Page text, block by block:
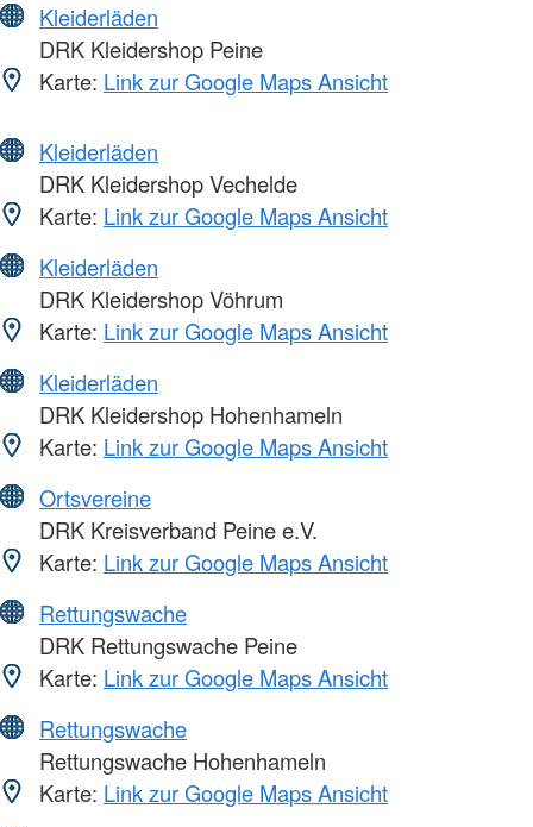
Kleiderläden
DRK Kleidershop Peine
Karte: Link zur Google Maps Ansicht
Kleiderläden
DRK Kleidershop Vechelde
Karte: Link zur Google Maps Ansicht
Kleiderläden
DRK Kleidershop Vöhrum
Karte: Link zur Google Maps Ansicht
Kleiderläden
DRK Kleidershop Hohenhameln
Karte: Link zur Google Maps Ansicht
Ortsvereine
DRK Kreisverband Peine e.V.
Karte: Link zur Google Maps Ansicht
Rettungswache
DRK Rettungswache Peine
Karte: Link zur Google Maps Ansicht
Rettungswache
Rettungswache Hohenhameln
Karte: Link zur Google Maps Ansicht